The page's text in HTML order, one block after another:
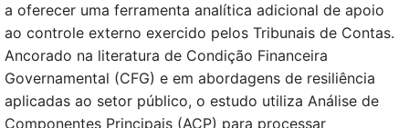
a oferecer uma ferramenta analítica adicional de apoio
ao controle externo exercido pelos Tribunais de Contas.
Ancorado na literatura de Condição Financeira
Governamental (CFG) e em abordagens de resiliência
aplicadas ao setor público, o estudo utiliza Análise de
Componentes Principais (ACP) para processar